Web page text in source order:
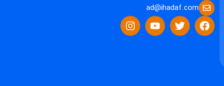
ad@ihadaf.com